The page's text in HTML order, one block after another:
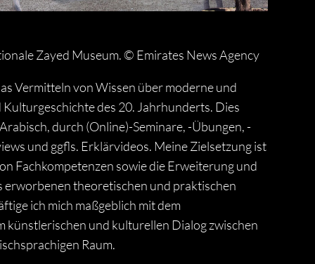
Zayed Museum. © Emirates News Agency
Vermitteln von Wissen über moderne und
des 20. Jahrhunderts. Dies
durch (Online)-Seminare, -Übungen, -
und ggfls. Erklärvideos. Meine Zielsetzung ist
Fachkompetenzen sowie die Erweiterung und
erworbenen theoretischen und praktischen
ich mich maßgeblich mit dem
künstlerischen und kulturellen Dialog zwischen
Raum.